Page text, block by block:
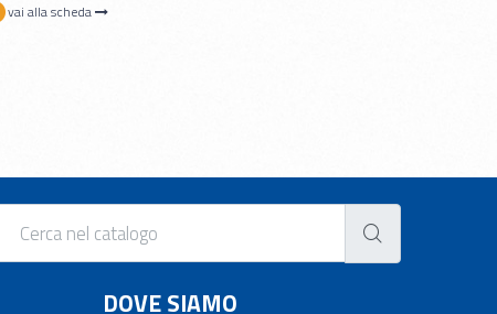
vai alla scheda
DOVE SIAMO